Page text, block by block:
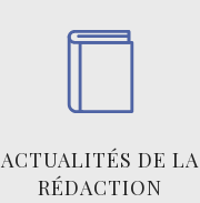
ACTUALITÉS DE LA
RÉDACTION